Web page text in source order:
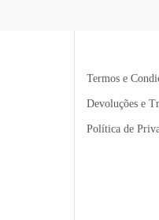
Termos e
Devoluções e
Política de